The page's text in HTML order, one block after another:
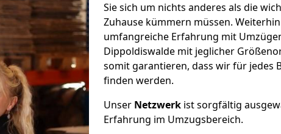
Sie sich um nichts anderes als die
Zuhause kümmern müssen.
umfangreiche Erfahrung mit
Dippoldiswalde mit jeglicher
somit garantieren, dass wir für jedes
finden werden.
Unser Netzwerk ist sorgfältig
Erfahrung im Umzugsbereich.